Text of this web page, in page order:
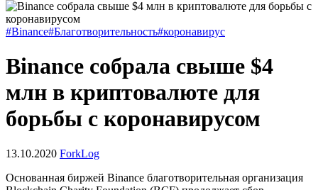
#Binance#Благотворительность#коронавирус
Binance собрала свыше $4
млн в криптовалюте для
борьбы с коронавирусом
13.10.2020 ForkLog
Основанная биржей Binance благотворительная организация